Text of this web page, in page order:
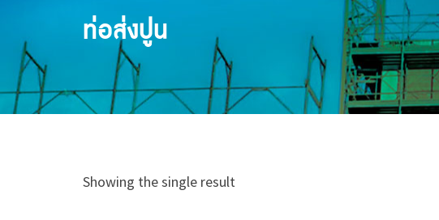
ท่อส่งปูน
Showing the single result